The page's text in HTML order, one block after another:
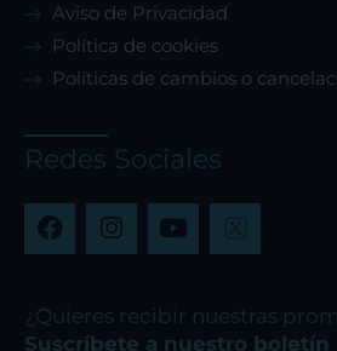
Aviso de Privacidad
Política de cookies
Políticas de cambios o
Redes Sociales
F
a
b
o
I
n
a
g
Y
o
u
b
¿Quieres recibir nuestras
Suscríbete a nuestro boletín
Cookies de
Cookies de rendimiento